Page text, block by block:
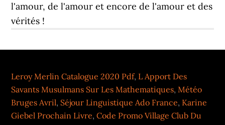
l'amour, de l'amour et encore de l'amour et des
vérités !
Leroy Merlin Catalogue 2020 Pdf, L Apport Des
Savants Musulmans Sur Les Mathematiques,Météo
Bruges Avril, Séjour Linguistique Ado France, Karine
Giebel Prochain Livre,Code Promo Village Club Du